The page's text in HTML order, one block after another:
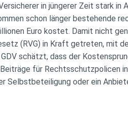
in jüngerer Zeit stark in
schon länger bestehende
Euro kostet. Damit nicht
(RVG) in Kraft getreten, mit
schätzt, dass der
für Rechtsschutzpolicen
Selbstbeteiligung oder ein